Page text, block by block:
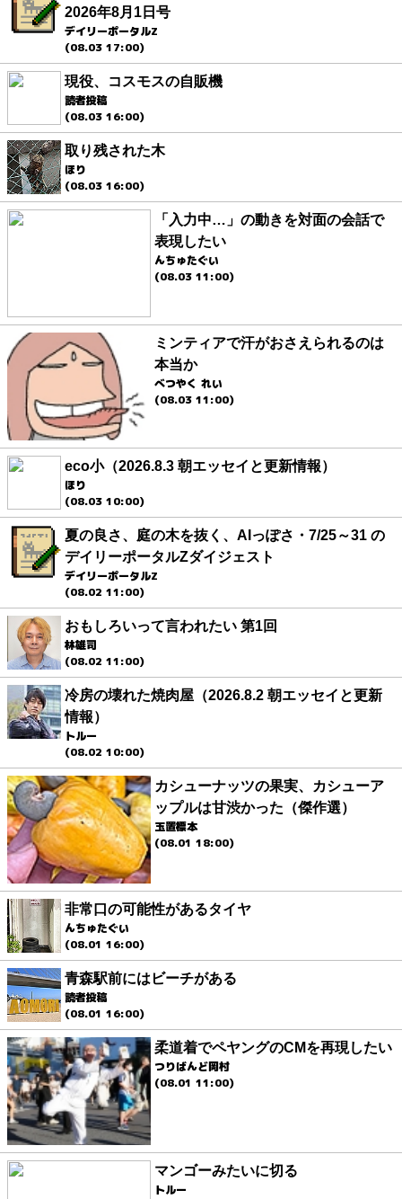
2026年8月1日号
デイリーポータルZ
(08.03 17:00)
現役、コスモスの自販機
読者投稿
(08.03 16:00)
取り残された木
ほり
(08.03 16:00)
「入力中…」の動きを対面の会話で
表現したい
んちゅたぐい
(08.03 11:00)
ミンティアで汗がおさえられるのは
本当か
べつやく れい
(08.03 11:00)
eco小（2026.8.3 朝エッセイと更新情報）
ほり
(08.03 10:00)
夏の良さ、庭の木を抜く、AIっぽさ・7/25～31 の
デイリーポータルZダイジェスト
デイリーポータルZ
(08.02 11:00)
おもしろいって言われたい 第1回
林雄司
(08.02 11:00)
冷房の壊れた焼肉屋（2026.8.2 朝エッセイと更新
情報）
トルー
(08.02 10:00)
カシューナッツの果実、カシューア
ップルは甘渋かった（傑作選）
玉置標本
(08.01 18:00)
非常口の可能性があるタイヤ
んちゅたぐい
(08.01 16:00)
青森駅前にはビーチがある
読者投稿
(08.01 16:00)
柔道着でペヤングのCMを再現したい
つりばんど岡村
(08.01 11:00)
マンゴーみたいに切る
トルー